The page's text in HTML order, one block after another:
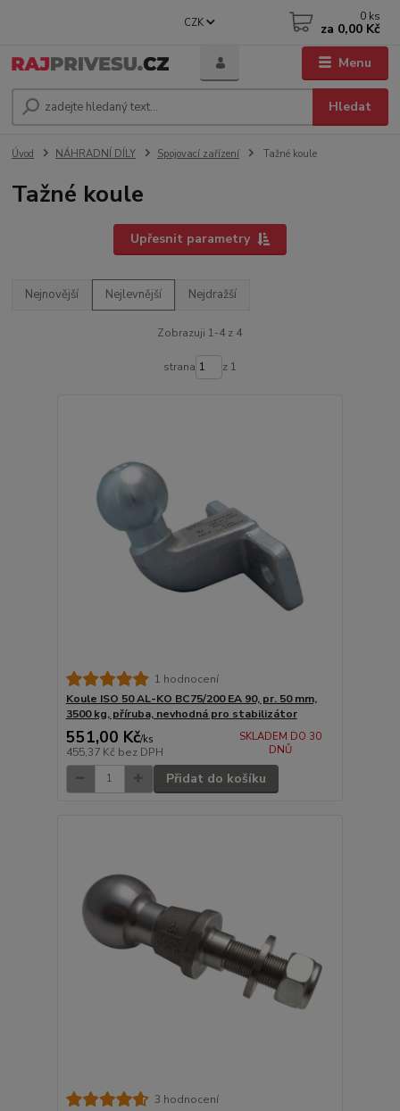
Menu
CZK
Hledat
0 ks
za 0,00 Kč
Úvod NÁHRADNÍ DÍLY Spojovací zařízení Tažné koule
Tažné koule
Upřesnit parametry
Nejnovější Nejlevnější Nejdražší
Zobrazuji 1-4 z 4
strana z 1
1 hodnocení
Koule ISO 50 AL-KO BC75/200 EA 90, pr. 50 mm,
3500 kg, příruba, nevhodná pro stabilizátor
551,00 Kč/ks
455,37 Kč bez DPH
SKLADEM DO 30
DNŮ
Přidat do košíku
3 hodnocení